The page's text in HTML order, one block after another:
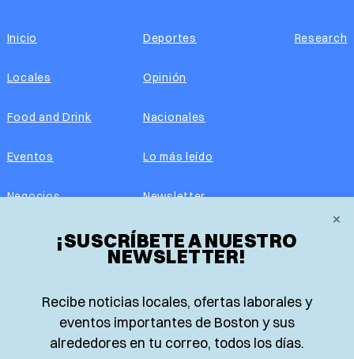
×
¡SUSCRÍBETE A NUESTRO
NEWSLETTER!
Recibe noticias locales, ofertas laborales y
eventos importantes de Boston y sus
alrededores en tu correo, todos los días.
Inicio
Locales
Food and Drink
Eventos
Negocios
Real Estate
Guía de Recursos
Deportes
Opinión
Nacionales
Lo más leído
Newsletter
Edición impresa
Advertise with us
Research